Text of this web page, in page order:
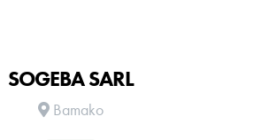
SOGEBA SARL
Bamako